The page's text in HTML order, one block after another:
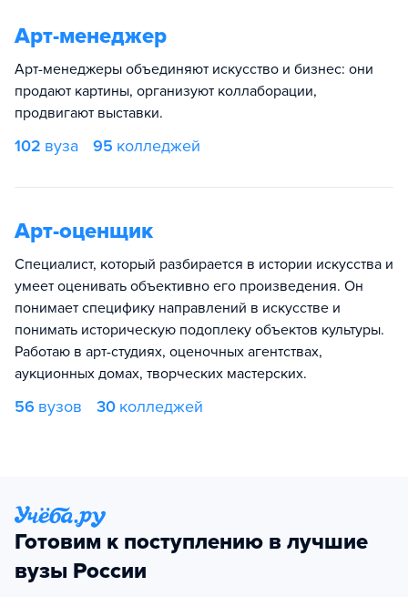
Арт-менеджер
Арт-менеджеры объединяют искусство и бизнес: они
продают картины, организуют коллаборации,
продвигают выставки.
102 вуза 95 колледжей
Арт-оценщик
Специалист, который разбирается в истории искусства и
умеет оценивать объективно его произведения. Он
понимает специфику направлений в искусстве и
понимать историческую подоплеку объектов культуры.
Работаю в арт-студиях, оценочных агентствах,
аукционных домах, творческих мастерских.
56 вузов 30 колледжей
Готовим к поступлению в лучшие
вузы России